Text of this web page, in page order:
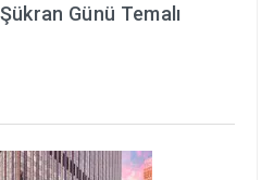
Günü Temalı